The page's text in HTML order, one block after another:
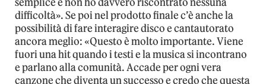
difficoltà». Se poi nel prodotto finale c’è anche la
possibilità di fare interagire disco e cantautorato
ancora meglio: «Questo è molto importante. Viene
fuori una hit quando i testi e la musica si incontrano
e parlano alla comunità. Accade per ogni vera
canzone che diventa un successo e credo che questa